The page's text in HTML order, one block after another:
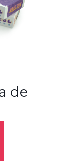
de